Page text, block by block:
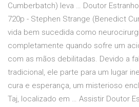
Cumberbatch) leva … Doutor
720p - Stephen Strange (Benedict
vida bem sucedida como
completamente quando sofre um
com as mãos debilitadas. Devido a
tradicional, ele parte para um lugar
cura e esperança, um misterioso
Taj, localizado em … Assistir Doutor